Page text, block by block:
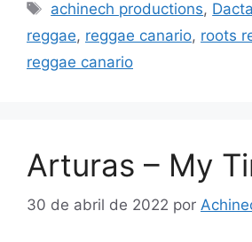
achinech productions,
reggae, reggae canario, roots
reggae canario
Arturas – My
30 de abril de 2022 por